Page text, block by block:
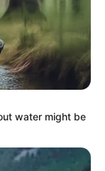
water might be